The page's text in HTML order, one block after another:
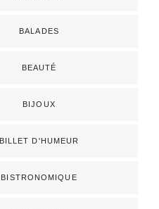
BALADES
BEAUTÉ
BIJOUX
BILLET D'HUMEUR
BISTRONOMIQUE